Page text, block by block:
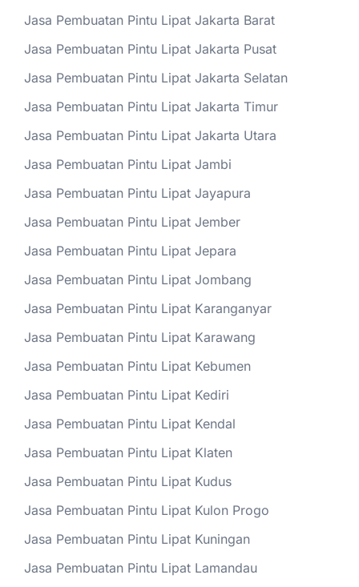
Jasa Pembuatan Pintu Lipat Jakarta Barat
Jasa Pembuatan Pintu Lipat Jakarta Pusat
Jasa Pembuatan Pintu Lipat Jakarta Selatan
Jasa Pembuatan Pintu Lipat Jakarta Timur
Jasa Pembuatan Pintu Lipat Jakarta Utara
Jasa Pembuatan Pintu Lipat Jambi
Jasa Pembuatan Pintu Lipat Jayapura
Jasa Pembuatan Pintu Lipat Jember
Jasa Pembuatan Pintu Lipat Jepara
Jasa Pembuatan Pintu Lipat Jombang
Jasa Pembuatan Pintu Lipat Karanganyar
Jasa Pembuatan Pintu Lipat Karawang
Jasa Pembuatan Pintu Lipat Kebumen
Jasa Pembuatan Pintu Lipat Kediri
Jasa Pembuatan Pintu Lipat Kendal
Jasa Pembuatan Pintu Lipat Klaten
Jasa Pembuatan Pintu Lipat Kudus
Jasa Pembuatan Pintu Lipat Kulon Progo
Jasa Pembuatan Pintu Lipat Kuningan
Jasa Pembuatan Pintu Lipat Lamandau